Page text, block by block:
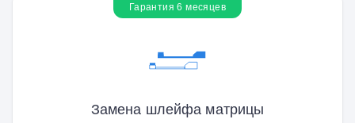
Гарантия 6 месяцев
Замена шлейфа матрицы